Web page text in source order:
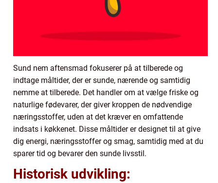
Sund nem aftensmad fokuserer på at tilberede og
indtage måltider, der er sunde, nærende og samtidig
nemme at tilberede. Det handler om at vælge friske og
naturlige fødevarer, der giver kroppen de nødvendige
næringsstoffer, uden at det kræver en omfattende
indsats i køkkenet. Disse måltider er designet til at give
dig energi, næringsstoffer og smag, samtidig med at du
sparer tid og bevarer den sunde livsstil.
Historisk udvikling: